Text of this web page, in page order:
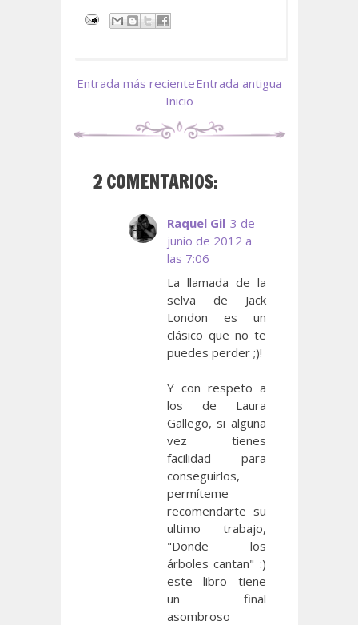
Entrada más recienteEntrada antigua
Inicio
2 COMENTARIOS:
Raquel Gil 3 de
junio de 2012 a
las 7:06
La llamada de la
selva de Jack
London es un
clásico que no te
puedes perder ;)!
Y con respeto a
los de Laura
Gallego, si alguna
vez tienes
facilidad para
conseguirlos,
permíteme
recomendarte su
ultimo trabajo,
"Donde los
árboles cantan" :)
este libro tiene
un final
asombroso